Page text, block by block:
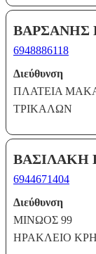
ΒΑΡΣΑΝΗΣ
6948886118
Διεύθυνση
ΠΛΑΤΕΙΑ
ΤΡΙΚΑΛΩΝ
ΒΑΣΙΛΑΚΗ
6944671404
Διεύθυνση
ΜΙΝΩΟΣ 99
ΗΡΑΚΛΕΙΟ